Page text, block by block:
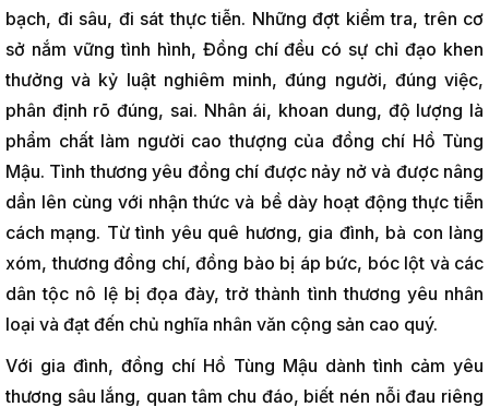
bạch, đi sâu, đi sát thực tiễn. Những đợt kiểm tra, trên cơ
sở nắm vững tình hình, Đồng chí đều có sự chỉ đạo khen
thưởng và kỷ luật nghiêm minh, đúng người, đúng việc,
phân định rõ đúng, sai. Nhân ái, khoan dung, độ lượng là
phẩm chất làm người cao thượng của đồng chí Hồ Tùng
Mậu. Tình thương yêu đồng chí được nảy nở và được nâng
dần lên cùng với nhận thức và bề dày hoạt động thực tiễn
cách mạng. Từ tình yêu quê hương, gia đình, bà con làng
xóm, thương đồng chí, đồng bào bị áp bức, bóc lột và các
dân tộc nô lệ bị đọa đày, trở thành tình thương yêu nhân
loại và đạt đến chủ nghĩa nhân văn cộng sản cao quý.
Với gia đình, đồng chí Hồ Tùng Mậu dành tình cảm yêu
thương sâu lắng, quan tâm chu đáo, biết nén nỗi đau riêng